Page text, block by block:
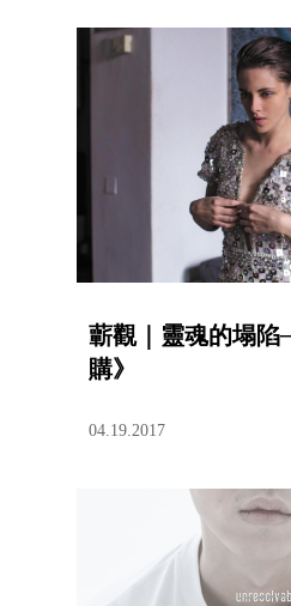
蘄觀｜靈魂的塌
購》
04.19.2017